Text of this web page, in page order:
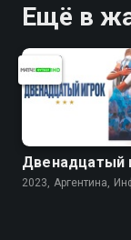
Ещё в
Двенадцатый
2023, Аргентина,